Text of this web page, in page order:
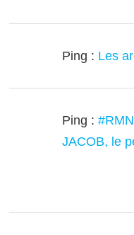
Ping : Les
Ping :
JACOB, le